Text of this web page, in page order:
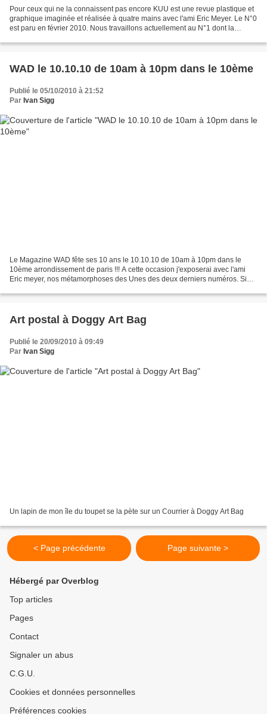
Pour ceux qui ne la connaissent pas encore KUU est une revue plastique et
graphique imaginée et réalisée à quatre mains avec l'ami Eric Meyer. Le N°0
est paru en février 2010. Nous travaillons actuellement au N°1 dont la
WAD le 10.10.10 de 10am à 10pm dans le 10ème
Publié le 05/10/2010 à 21:52
Par Ivan Sigg
Le Magazine WAD fête ses 10 ans le 10.10.10 de 10am à 10pm dans le
10ème arrondissement de paris !!! A cette occasion j'exposerai avec l'ami
Eric meyer, nos métamorphoses des Unes des deux derniers numéros. Si
Art postal à Doggy Art Bag
Publié le 20/09/2010 à 09:49
Par Ivan Sigg
Un lapin de mon île du toupet se la pète sur un Courrier à Doggy Art Bag
< Page précédente Page suivante >
Hébergé par Overblog
Top articles
Pages
Contact
Signaler un abus
C.G.U.
Cookies et données personnelles
Préférences cookies